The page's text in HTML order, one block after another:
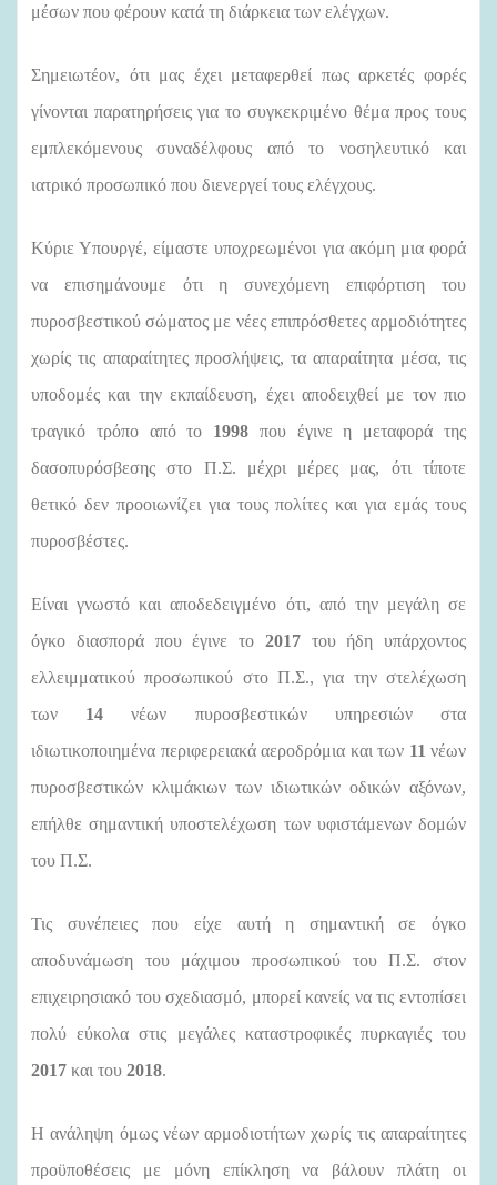
μέσων που φέρουν κατά τη διάρκεια των ελέγχων.
Σημειωτέον, ότι μας έχει μεταφερθεί πως αρκετές φορές
γίνονται παρατηρήσεις για το συγκεκριμένο θέμα προς τους
εμπλεκόμενους συναδέλφους από το νοσηλευτικό και
ιατρικό προσωπικό που διενεργεί τους ελέγχους.
Κύριε Υπουργέ, είμαστε υποχρεωμένοι για ακόμη μια φορά
να επισημάνουμε ότι η συνεχόμενη επιφόρτιση του
πυροσβεστικού σώματος με νέες επιπρόσθετες αρμοδιότητες
χωρίς τις απαραίτητες προσλήψεις, τα απαραίτητα μέσα, τις
υποδομές και την εκπαίδευση, έχει αποδειχθεί με τον πιο
τραγικό τρόπο από το 1998 που έγινε η μεταφορά της
δασοπυρόσβεσης στο Π.Σ. μέχρι μέρες μας, ότι τίποτε
θετικό δεν προοιωνίζει για τους πολίτες και για εμάς τους
πυροσβέστες.
Είναι γνωστό και αποδεδειγμένο ότι, από την μεγάλη σε
όγκο διασπορά που έγινε το 2017του ήδη υπάρχοντος
ελλειμματικού προσωπικού στο Π.Σ., για την στελέχωση
των 14 νέων πυροσβεστικών υπηρεσιών στα
ιδιωτικοποιημένα περιφερειακά αεροδρόμια και των 11 νέων
πυροσβεστικών κλιμάκιων των ιδιωτικών οδικών αξόνων,
επήλθε σημαντική υποστελέχωση των υφιστάμενων δομών
του Π.Σ.
Τις συνέπειες που είχε αυτή η σημαντική σε όγκο
αποδυνάμωση του μάχιμου προσωπικού του Π.Σ. στον
επιχειρησιακό του σχεδιασμό, μπορεί κανείς να τις εντοπίσει
πολύ εύκολα στις μεγάλες καταστροφικές πυρκαγιές του
2017 και του 2018.
Η ανάληψη όμως νέων αρμοδιοτήτων χωρίς τις απαραίτητες
προϋποθέσεις με μόνη επίκληση να βάλουν πλάτη οι